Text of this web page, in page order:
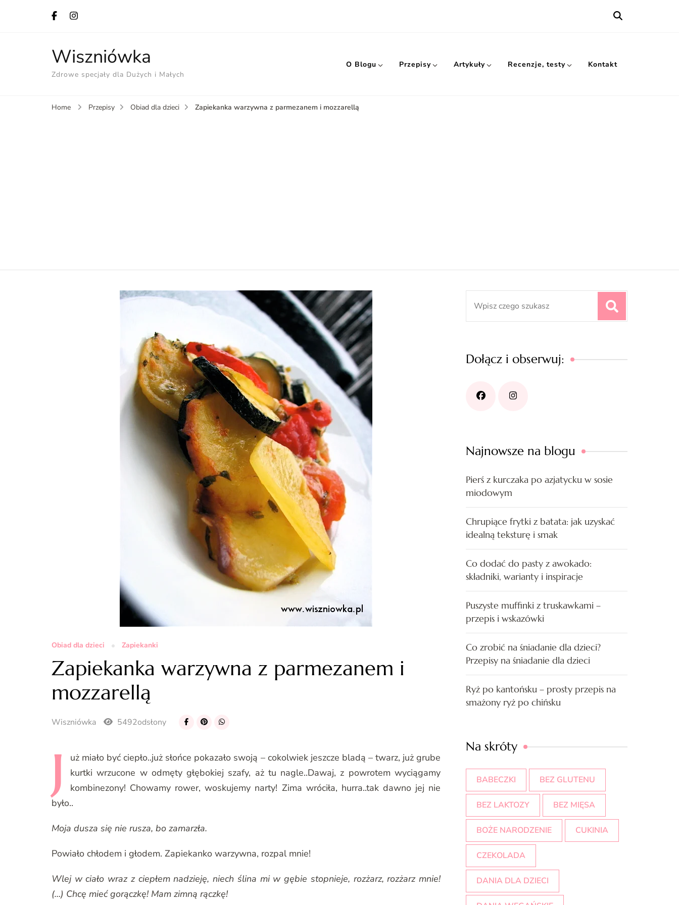
Wiszniówka
Zdrowe specjały dla Dużych i Małych
O Blogu Przepisy Artykuły Recenzje, testy Kontakt
Home Przepisy Obiad dla dzieci Zapiekanka warzywna z parmezanem i mozzarellą
Obiad dla dzieci Zapiekanki
Zapiekanka warzywna z parmezanem i
mozzarellą
Wiszniówka 5492odsłony
J uż miało być ciepło..już słońce pokazało swoją – cokolwiek jeszcze bladą – twarz, już grube
kurtki wrzucone w odmęty głębokiej szafy, aż tu nagle..Dawaj, z powrotem wyciągamy
kombinezony! Chowamy rower, woskujemy narty! Zima wróciła, hurra..tak dawno jej nie
było..
Moja dusza się nie rusza, bo zamarzła.
Powiało chłodem i głodem. Zapiekanko warzywna, rozpal mnie!
Wlej w ciało wraz z ciepłem nadzieję, niech ślina mi w gębie stopnieje, rozżarz, rozżarz mnie!
(…) Chcę mieć gorączkę! Mam zimną rączkę!
Dołącz i obserwuj:
Najnowsze na blogu
Pierś z kurczaka po azjatycku w sosie
miodowym
Chrupiące frytki z batata: jak uzyskać
idealną teksturę i smak
Co dodać do pasty z awokado:
składniki, warianty i inspiracje
Puszyste muffinki z truskawkami –
przepis i wskazówki
Co zrobić na śniadanie dla dzieci?
Przepisy na śniadanie dla dzieci
Ryż po kantońsku – prosty przepis na
smażony ryż po chińsku
Na skróty
BABECZKI BEZ GLUTENU
BEZ LAKTOZY BEZ MIĘSA
BOŻE NARODZENIE CUKINIA
CZEKOLADA
DANIA DLA DZIECI